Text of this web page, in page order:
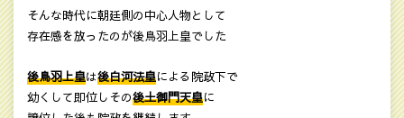
そんな時代に朝廷側の中心人物として
存在感を放ったのが後鳥羽上皇でした
後鳥羽上皇は後白河法皇による院政下で
幼くして即位しその後土御門天皇に